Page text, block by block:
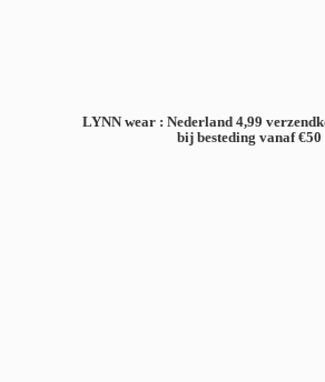
LYNN wear : Nederland 4,99
bij besteding vanaf €50